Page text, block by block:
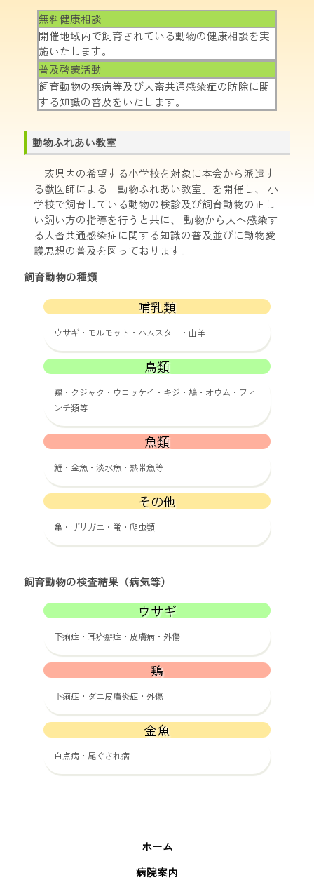
無料健康相談
開催地域内で飼育されている動物の健康相談を実
施いたします。
普及啓蒙活動
飼育動物の疾病等及び人畜共通感染症の防除に関
する知識の普及をいたします。
動物ふれあい教室
茨県内の希望する小学校を対象に本会から派遣す
る獣医師による「動物ふれあい教室」を開催し、 小
学校で飼育している動物の検診及び飼育動物の正し
い飼い方の指導を行うと共に、 動物から人へ感染す
る人畜共通感染症に関する知識の普及並びに動物愛
護思想の普及を図っております。
飼育動物の種類
哺乳類
ウサギ・モルモット・ハムスター・山羊
鳥類
鶏・クジャク・ウコッケイ・キジ・鳩・オウム・フィ
ンチ類等
魚類
鯉・金魚・淡水魚・熱帯魚等
その他
亀・ザリガニ・蛍・爬虫類
飼育動物の検査結果（病気等）
ウサギ
下痢症・耳疥癬症・皮膚病・外傷
鶏
下痢症・ダニ皮膚炎症・外傷
金魚
白点病・尾ぐされ病
ホーム
病院案内